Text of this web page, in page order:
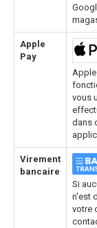
Apple
Pay
vous
dans
Virement
bancaire
Si
n'est
votre